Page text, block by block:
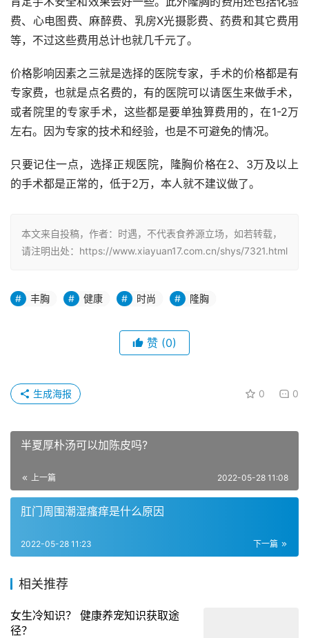
费、心电图费、麻醉费、乳房X光摄影费、药费和其它费用
等，不过这些费用总计也就几千元了。
价格影响因素之三就是选择的医院专家，手术的价格都是有
专家费，也就是点名费的，有的医院可以请医生来做手术，
或者院里的专家手术，这些都是要单独算费用的，在1-2万
左右。因为专家的技术和经验，也是不可避免的情况。
只要记住一点，选择正规医院，隆胸价格在2、3万及以上
的手术都是正常的，低于2万，本人就不建议做了。
本文来自投稿，作者：时遇，不代表食养源立场，如若转载，
请注明出处：https://www.xiayuan17.com.cn/shys/7321.html
丰胸 健康 时尚 隆胸
赞 (0)
0 0
生成海报
半夏厚朴汤可以加陈皮吗?
上一篇 2022-05-28 11:08
肛门周围潮湿瘙痒是什么原因
下一篇
2022-05-28 11:23
相关推荐
女生冷知识？ 健康养宠知识获取途
径？